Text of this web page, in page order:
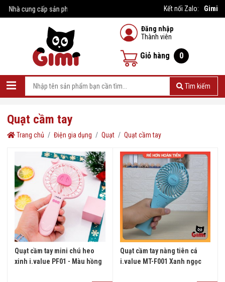
Quạt cầm tay
Trang chủ Điện gia dụng Quạt Quạt cầm tay
Quạt cầm tay mini chú heo
xinh i.value PF01 - Màu hồng
Quạt cầm tay nàng tiên cá
i.value MT-F001 Xanh ngọc
Nhà cung cấp sản phẩm giá rẻ Kết nối Zalo: Gimi
Đăng nhập
Thành viên
Giỏ hàng 0
Tìm kiếm